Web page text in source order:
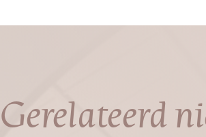
Gerelateerd